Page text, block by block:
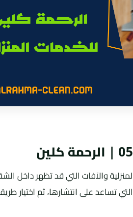
والآفات التي قد تظهر داخل
تساعد على انتشارها، ثم اختيار